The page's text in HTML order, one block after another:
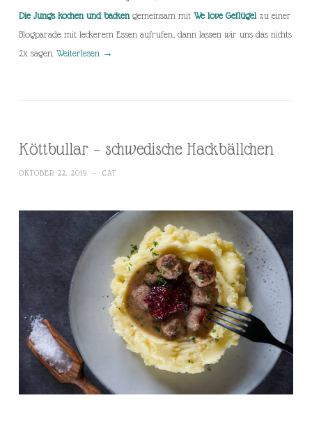
Die Jungs kochen und backengemeinsam mit We love Geflügel zu einer
Blogparade mit leckerem Essen aufrufen, dann lassen wir uns das nichts
2x sagen. Weiterlesen →
Köttbullar – schwedische Hackbällchen
OKTOBER 22, 2019 ~ CAT